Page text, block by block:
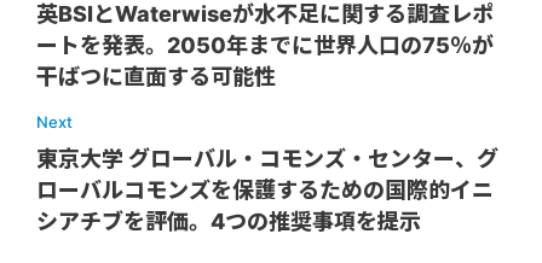
英BSIとWaterwiseが水不足に関する調査レポ
ートを発表。2050年までに世界人口の75％が
干ばつに直面する可能性
Next
東京大学 グローバル・コモンズ・センター、グ
ローバルコモンズを保護するための国際的イニ
シアチブを評価。4つの推奨事項を提示